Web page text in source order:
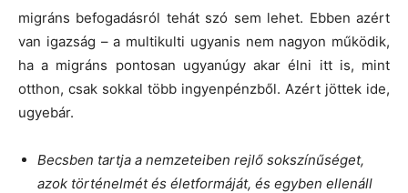
migráns befogadásról tehát szó sem lehet. Ebben azért
van igazság – a multikulti ugyanis nem nagyon működik,
ha a migráns pontosan ugyanúgy akar élni itt is, mint
otthon, csak sokkal több ingyenpénzből. Azért jöttek ide,
ugyebár.
Becsben tartja a nemzeteiben rejlő sokszínűséget,
azok történelmét és életformáját, és egyben ellenáll